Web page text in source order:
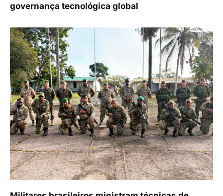
governança tecnológica global